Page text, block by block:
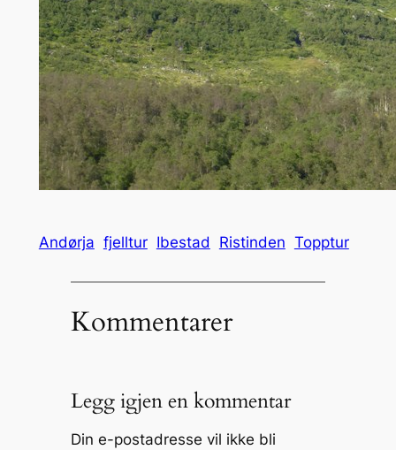
Andørja fjelltur Ibestad Ristinden Topptur
Kommentarer
Legg igjen en kommentar
Din e-postadresse vil ikke bli